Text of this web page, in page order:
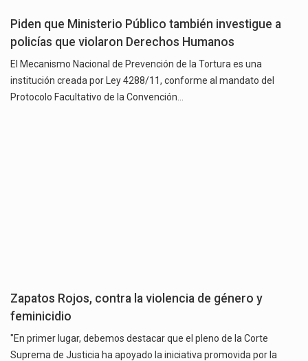
Piden que Ministerio Público también investigue a
policías que violaron Derechos Humanos
El Mecanismo Nacional de Prevención de la Tortura es una
institución creada por Ley 4288/11, conforme al mandato del
Protocolo Facultativo de la Convención…
Zapatos Rojos, contra la violencia de género y
feminicidio
"En primer lugar, debemos destacar que el pleno de la Corte
Suprema de Justicia ha apoyado la iniciativa promovida por la